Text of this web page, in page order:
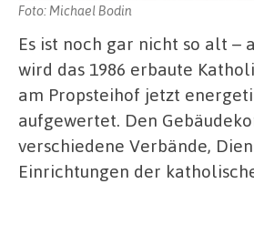
Foto: Michael Bodin
Es ist noch gar nicht so alt –
wird das 1986 erbaute
am Propsteihof jetzt
aufgewertet. Den
verschiedene Verbände,
Einrichtungen der